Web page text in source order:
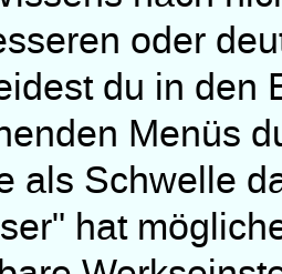
oder
du in den
Menüs
als Schwelle
hat